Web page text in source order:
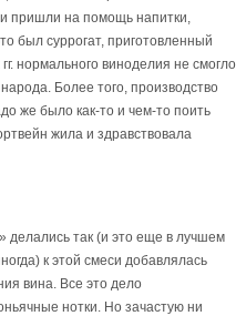
пришли на помощь напитки,
был суррогат, приготовленный
нормального виноделия не смогло
Более того, производство
же было как-то и чем-то поить
жила и здравствовала
делались так (и это еще в лучшем
к этой смеси добавлялась
вина. Все это дело
нотки. Но зачастую ни